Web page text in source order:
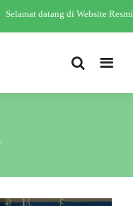
Selamat datang di Website